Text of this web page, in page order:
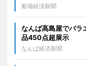
船場経済新聞
なんば高島屋でバ
品450点超展示
なんば経済新聞